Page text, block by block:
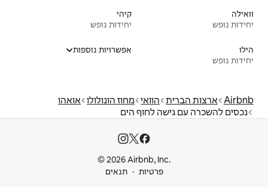
קיהי
יחידות נופש
אפשרויות נוספות
מחוז הונולולו אואהו
הים